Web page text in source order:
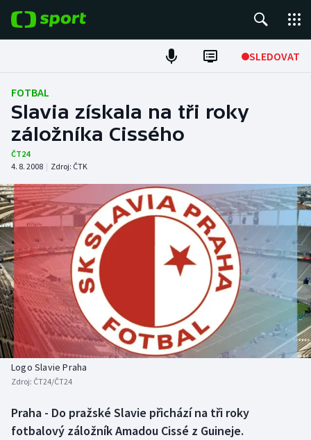
SLEDOVAT
Fotbal
Hokej
Tenis
Atletika
Cyklistika
DALŠÍ SPORTY
Americký fotbal
Baseball a softbal
Basketbal
Biatlon
Boby a skeleton
NEPŘEHLÉDNĚTE
Soutěže
Historické návraty
Aplikace ČT sport
AZ kvíz
FOTBAL
Slavia získala na tři roky
záložníka Cissého
ČT24
4. 8. 2008 | Zdroj: ČTK
Logo Slavie Praha
Zdroj: ČT24/ČT24
Praha - Do pražské Slavie přichází na tři roky
fotbalový záložník Amadou Cissé z Guineje.